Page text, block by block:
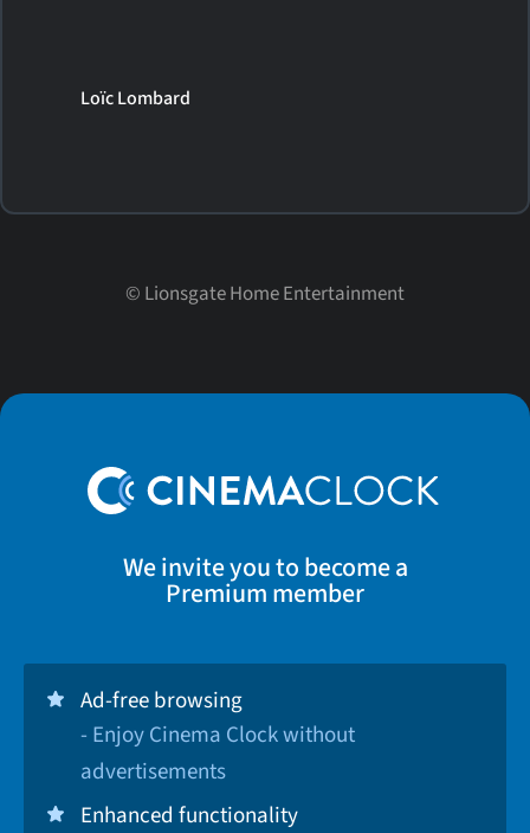
Loïc Lombard
© Lionsgate Home Entertainment
We invite you to become a
Premium member
Ad-free browsing
- Enjoy Cinema Clock without
advertisements
Enhanced functionality